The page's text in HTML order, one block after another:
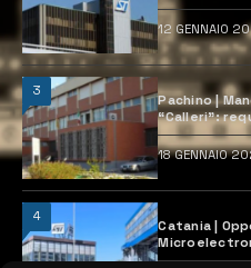
12 GENNAIO
3
Pachino |
“Calleri”:
18 GENNAIO
4
Catania |
previste